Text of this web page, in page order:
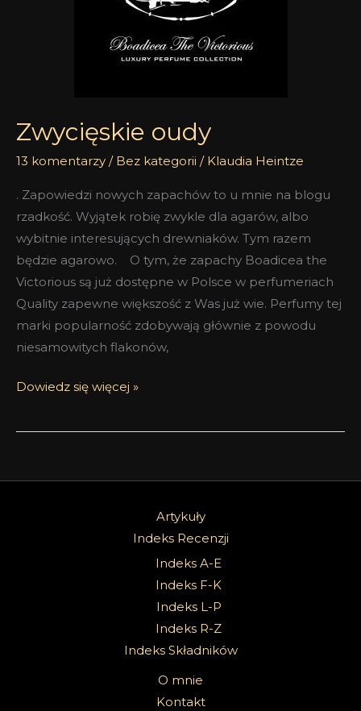
Zwycięskie oudy
13 komentarzy / Bez kategorii / Klaudia Heintze
. Zapowiedzi nowych zapachów to u mnie na blogu
rzadkość. Wyjątek robię zwykle dla agarów, albo
wybitnie interesujących drewniaków. Tym razem
będzie agarowo. O tym, że zapachy Boadicea the
Victorious są już dostępne w Polsce w perfumeriach
Quality zapewne większość z Was już wie. Perfumy tej
marki popularność zdobywają głównie z powodu
niesamowitych flakonów,
Dowiedz się więcej »
Artykuły
Indeks Recenzji
Indeks A-E
Indeks F-K
Indeks L-P
Indeks R-Z
Indeks Składników
O mnie
Kontakt